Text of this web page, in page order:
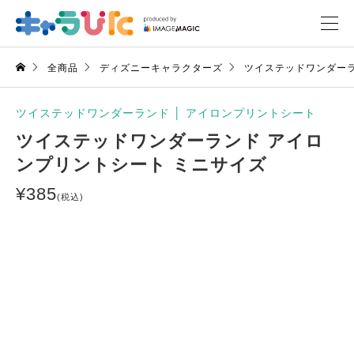
全商品 ディズニーキャラクターズ ツイステッドワンダー
ツイステッドワンダーランド アイロンプリントシート
ツイステッドワンダーランド アイロ
ンプリントシート ミニサイズ
¥385(税込)